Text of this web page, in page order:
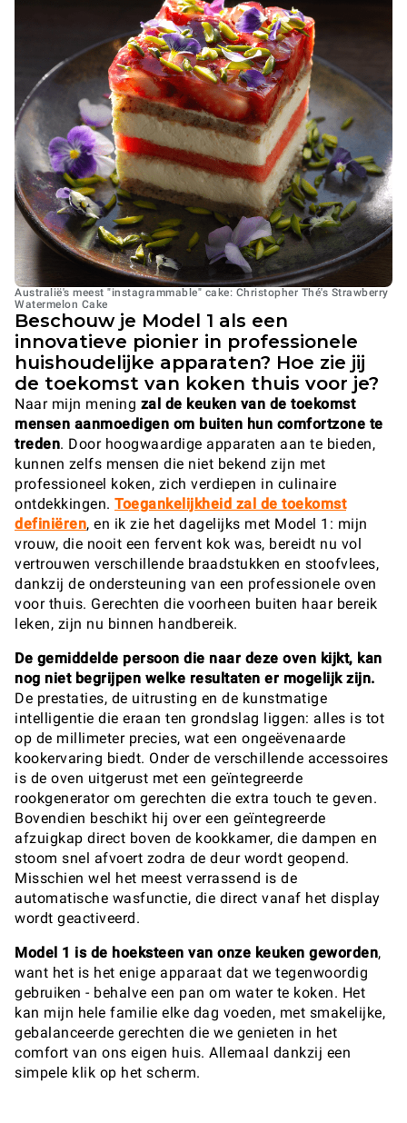
Australië's meest "instagrammable" cake: Christopher Thé's Strawberry
Watermelon Cake
Beschouw je Model 1 als een
innovatieve pionier in professionele
huishoudelijke apparaten? Hoe zie jij
de toekomst van koken thuis voor je?
Naar mijn mening zal de keuken van de toekomst
mensen aanmoedigen om buiten hun comfortzone te
treden. Door hoogwaardige apparaten aan te bieden,
kunnen zelfs mensen die niet bekend zijn met
professioneel koken, zich verdiepen in culinaire
ontdekkingen. Toegankelijkheid zal de toekomst
definiëren, en ik zie het dagelijks met Model 1: mijn
vrouw, die nooit een fervent kok was, bereidt nu vol
vertrouwen verschillende braadstukken en stoofvlees,
dankzij de ondersteuning van een professionele oven
voor thuis. Gerechten die voorheen buiten haar bereik
leken, zijn nu binnen handbereik.
De gemiddelde persoon die naar deze oven kijkt, kan
nog niet begrijpen welke resultaten er mogelijk zijn.
De prestaties, de uitrusting en de kunstmatige
intelligentie die eraan ten grondslag liggen: alles is tot
op de millimeter precies, wat een ongeëvenaarde
kookervaring biedt. Onder de verschillende accessoires
is de oven uitgerust met een geïntegreerde
rookgenerator om gerechten die extra touch te geven.
Bovendien beschikt hij over een geïntegreerde
afzuigkap direct boven de kookkamer, die dampen en
stoom snel afvoert zodra de deur wordt geopend.
Misschien wel het meest verrassend is de
automatische wasfunctie, die direct vanaf het display
wordt geactiveerd.
Model 1 is de hoeksteen van onze keuken geworden,
want het is het enige apparaat dat we tegenwoordig
gebruiken - behalve een pan om water te koken. Het
kan mijn hele familie elke dag voeden, met smakelijke,
gebalanceerde gerechten die we genieten in het
comfort van ons eigen huis. Allemaal dankzij een
simpele klik op het scherm.